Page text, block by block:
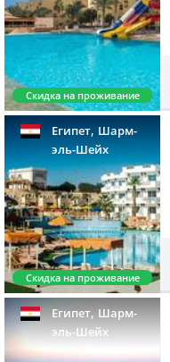
Скидка на проживание
Египет, Шарм-
эль-Шейх
Скидка на проживание
Египет,Шарм-
эль-Шейх